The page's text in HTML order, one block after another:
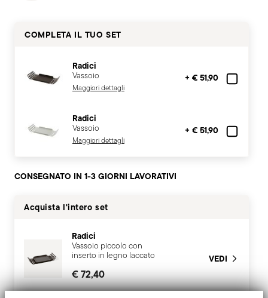
COMPLETA IL TUO SET
Radici
Vassoio
Maggiori dettagli
+ € 51,90
Radici
Vassoio
Maggiori dettagli
+ € 51,90
CONSEGNATO IN 1-3 GIORNI LAVORATIVI
Acquista l'intero set
Radici
Vassoio piccolo con
inserto in legno laccato
€ 72,40
VEDI